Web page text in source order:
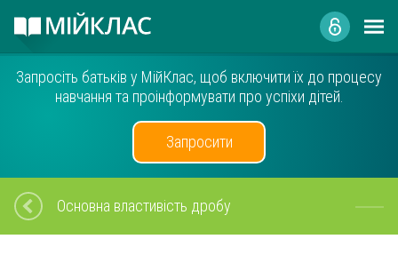
Запросіть батьків у МійКлас, щоб включити їх до процесу
навчання та проінформувати про успіхи дітей.
Запросити
Основна властивість дробу